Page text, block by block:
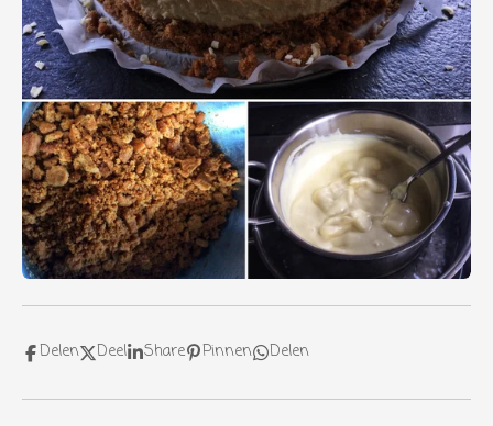
Delen Deel Share Pinnen Delen